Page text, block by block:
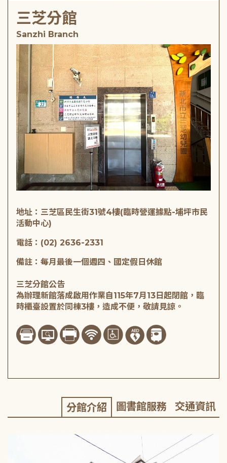
三芝分館
Sanzhi Branch
地址：三芝區民生街31號4樓(臨時營運據點-埔坪市民
活動中心)
電話：(02) 2636-2331
備註：每月最後一個週四、國定假日休館
三芝分館公告
為辦理新館落成啟用作業自115年7月13日起閉館，臨
時櫃臺設置於同棟3樓，造成不便，敬請見諒。
分館介紹 圖書館服務 交通資訊